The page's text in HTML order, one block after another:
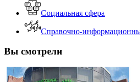
Социальная сфера
Справочно-
Вы смотрели